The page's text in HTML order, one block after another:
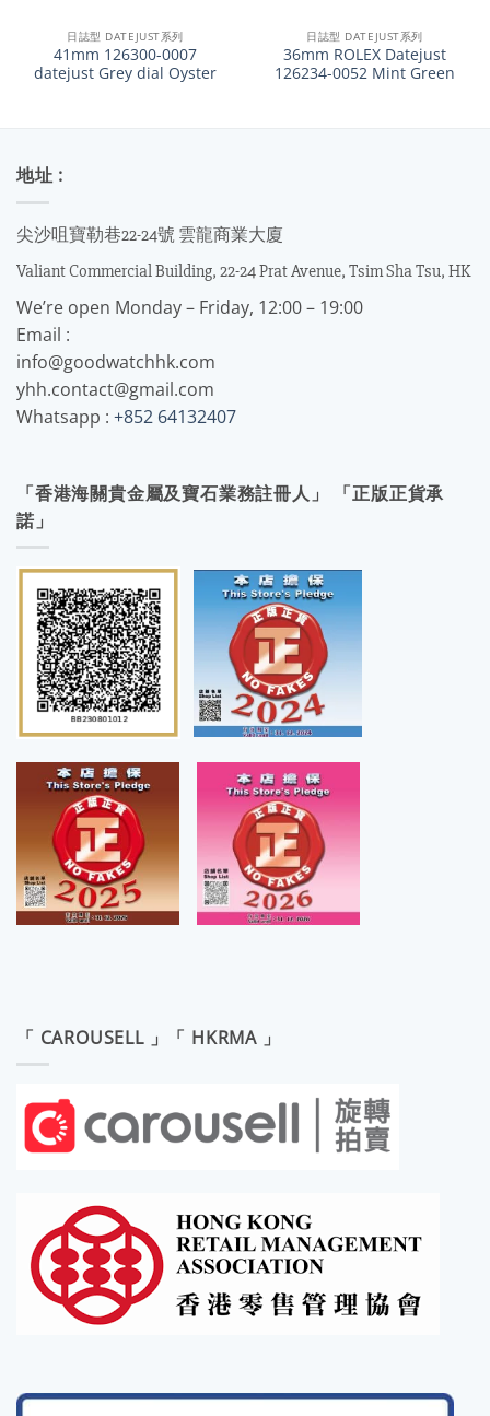
日誌型 DATEJUST系列
41mm 126300-0007
datejust Grey dial Oyster
日誌型 DATEJUST系列
36mm ROLEX Datejust
126234-0052 Mint Green
地址 :
尖沙咀寶勒巷22-24號 雲龍商業大廈
Valiant Commercial Building, 22-24 Prat Avenue, Tsim Sha Tsu, HK
We’re open Monday – Friday, 12:00 – 19:00
Email :
info@goodwatchhk.com
yhh.contact@gmail.com
Whatsapp : +852 64132407
「香港海關貴金屬及寶石業務註冊人」 「正版正貨承
諾」
「 CAROUSELL 」「 HKRMA 」